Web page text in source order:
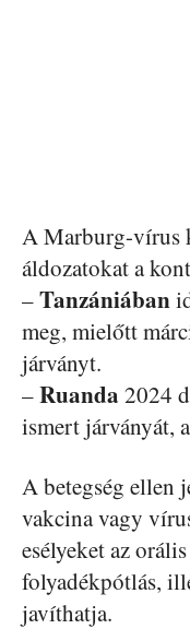
A Marburg-vírus
áldozatokat a
–Tanzániában
meg, mielőtt
járványt.
–Ruanda 2024
ismert járványát,
A betegség ellen
vakcina vagy
esélyeket az
folyadékpótlás,
javíthatja.